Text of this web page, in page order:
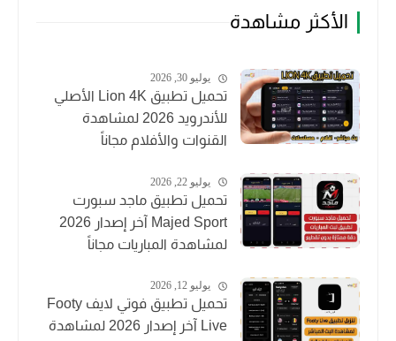
الأكثر مشاهدة
يوليو 30, 2026
تحميل تطبيق Lion 4K الأصلي
للأندرويد 2026 لمشاهدة
القنوات والأفلام مجاناً
يوليو 22, 2026
تحميل تطبيق ماجد سبورت
Majed Sport آخر إصدار 2026
لمشاهدة المباريات مجاناً
يوليو 12, 2026
تحميل تطبيق فوتي لايف Footy
Live آخر إصدار 2026 لمشاهدة